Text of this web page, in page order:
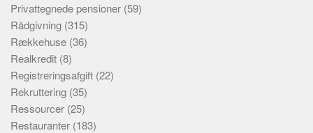
Privattegnede pensioner (59)
Rådgivning (315)
Rækkehuse (36)
Realkredit (8)
Registreringsafgift (22)
Rekruttering (35)
Ressourcer (25)
Restauranter (183)